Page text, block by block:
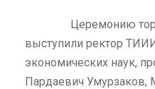
Церемонию
выступили ректор
экономических наук,
Пардаевич Умурзаков,